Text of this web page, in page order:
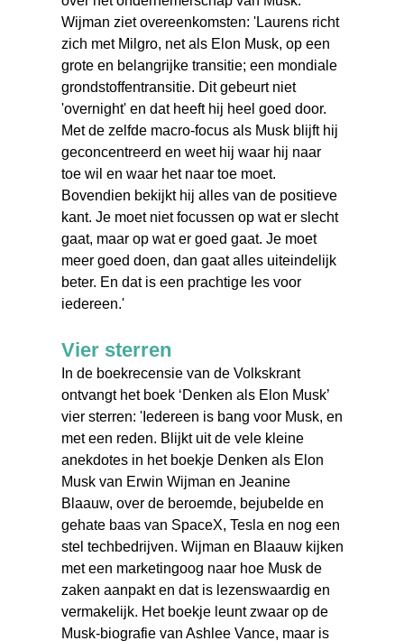
Wijman ziet overeenkomsten: 'Laurens richt
zich met Milgro, net als Elon Musk, op een
grote en belangrijke transitie; een mondiale
grondstoffentransitie. Dit gebeurt niet
'overnight' en dat heeft hij heel goed door.
Met de zelfde macro-focus als Musk blijft hij
geconcentreerd en weet hij waar hij naar
toe wil en waar het naar toe moet.
Bovendien bekijkt hij alles van de positieve
kant. Je moet niet focussen op wat er slecht
gaat, maar op wat er goed gaat. Je moet
meer goed doen, dan gaat alles uiteindelijk
beter. En dat is een prachtige les voor
iedereen.'
Vier sterren
In de boekrecensie van de Volkskrant
ontvangt het boek ‘Denken als Elon Musk’
vier sterren: 'Iedereen is bang voor Musk, en
met een reden. Blijkt uit de vele kleine
anekdotes in het boekje Denken als Elon
Musk van Erwin Wijman en Jeanine
Blaauw, over de beroemde, bejubelde en
gehate baas van SpaceX, Tesla en nog een
stel techbedrijven. Wijman en Blaauw kijken
met een marketingoog naar hoe Musk de
zaken aanpakt en dat is lezenswaardig en
vermakelijk. Het boekje leunt zwaar op de
Musk-biografie van Ashlee Vance, maar is